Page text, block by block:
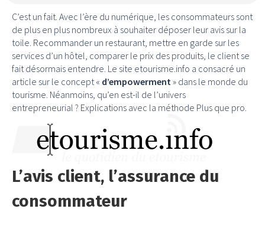
C’est un fait. Avec l’ère du numérique, les consommateurs sont
de plus en plus nombreux à souhaiter déposer leur avis sur la
toile. Recommander un restaurant, mettre en garde sur les
services d’un hôtel, comparer le prix des produits, le client se
fait désormais entendre. Le site etourisme.info a consacré un
article sur le concept « d’empowerment » dans le monde du
tourisme. Néanmoins, qu’en est-il de l’univers
entrepreneurial ? Explications avec la méthode Plus que pro.
L’avis client, l’assurance du
consommateur